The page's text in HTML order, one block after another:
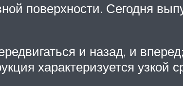
поверхности. Сегодня
и назад, и вперед;
характеризуется узкой